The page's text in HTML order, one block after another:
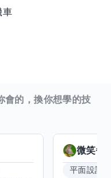
車
會的，換你想學的技
微笑每
平面設計